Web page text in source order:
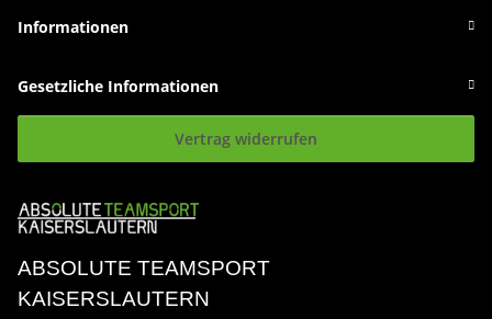
Informationen
Gesetzliche Informationen
Vertrag widerrufen
ABSOLUTE TEAMSPORT
KAISERSLAUTERN